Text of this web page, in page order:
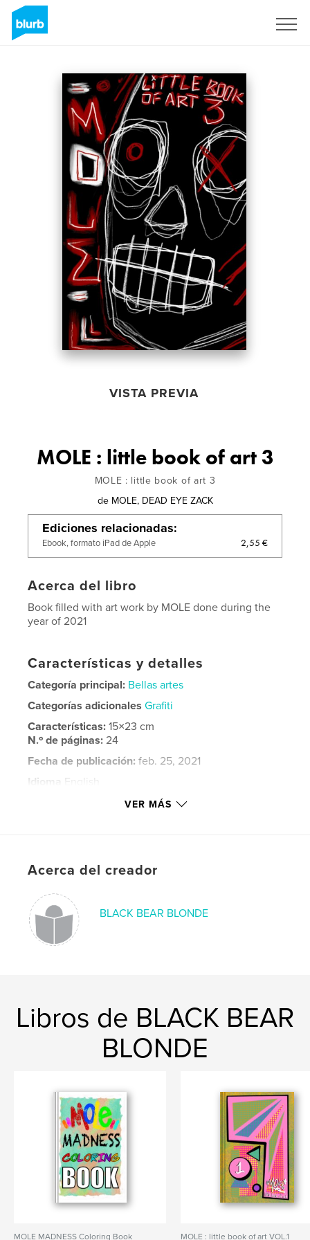
VISTA PREVIA
MOLE : little book of art 3
MOLE : little book of art 3
de MOLE, DEAD EYE ZACK
Ediciones relacionadas
Ebook, formato iPad de Apple 2,55 €
Acerca del libro
Book filled with art work by MOLE done during the
year of 2021
Características y detalles
Categoría principal: Bellas artes
Categorías adicionales Grafiti
Características:15×23 cm
N.º de páginas: 24
Fecha de publicación: feb. 25, 2021
Idioma
English
VER MÁS
Acerca del creador
BLACK BEAR BLONDE
Libros de BLACK BEAR
BLONDE
MOLE MADNESS Coloring Book MOLE : little book of art VOL.1